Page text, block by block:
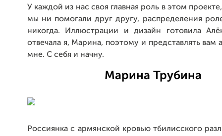
У каждой из нас своя главная роль в этом
мы ни помогали друг другу, распределения
никогда. Иллюстрации и дизайн готовила
отвечала я, Марина, поэтому и представлять вам
мне. С себя и начну.
Марина Трубина
Россиянка с армянской кровью тбилисского